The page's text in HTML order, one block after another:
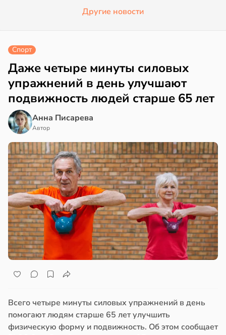
Другие новости
Спорт
Даже четыре минуты силовых
упражнений в день улучшают
подвижность людей старше 65 лет
Анна Писарева
Автор
Всего четыре минуты силовых упражнений в день
помогают людям старше 65 лет улучшить
физическую форму и подвижность. Об этом сообщает